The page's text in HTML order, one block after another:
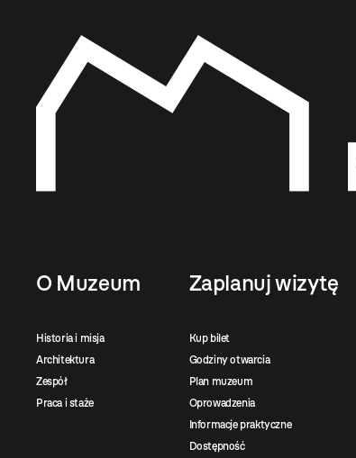
O Muzeum
Historia i misja
Architektura
Zespół
Praca i staże
Zaplanuj wizytę
Kup bilet
Godziny otwarcia
Plan muzeum
Oprowadzenia
Informacje praktyczne
Dostępność